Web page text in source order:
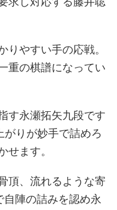
りやすい手の応戦。
重の棋譜になってい
す永瀬拓矢九段です
りが妙手で詰めろ
せます。
頂、流れるような寄
陣の詰みを認め永